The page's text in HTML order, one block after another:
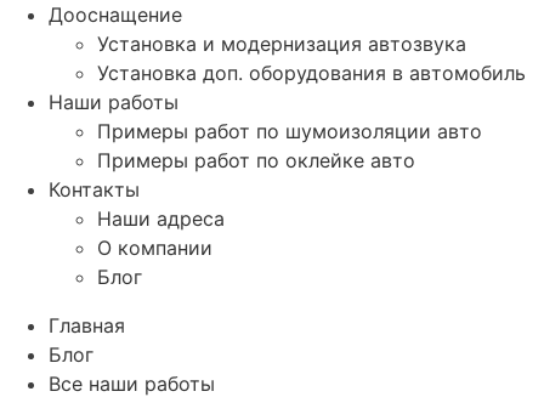
Дооснащение
Установка и модернизация автозвука
Установка доп. оборудования в автомобиль
Наши работы
Примеры работ по шумоизоляции авто
Примеры работ по оклейке авто
Контакты
Наши адреса
О компании
Блог
Главная
Блог
Все наши работы